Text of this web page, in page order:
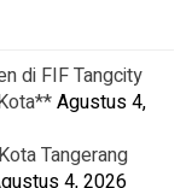
di FIF Tangcity
Agustus 4,
Tangerang
4, 2026